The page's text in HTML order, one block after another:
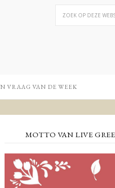
VRAAG VAN DE WEEK
MOTTO VAN LIVE